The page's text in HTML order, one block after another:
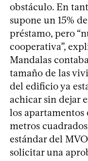
obstáculo. En
supone un 15%
préstamo, pero
cooperativa”,
Mandalas
tamaño de las
del edificio ya
achicar sin dejar
los apartamentos
metros
estándar del
solicitar una